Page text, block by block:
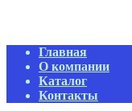
Primary
Navigation
Menu
Главная
О компании
Каталог
Контакты